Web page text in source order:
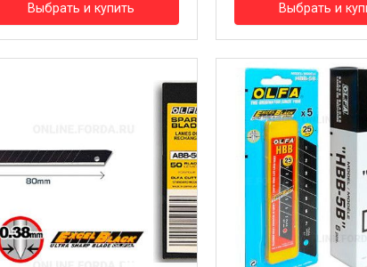
Выбрать и купить Выбрать и